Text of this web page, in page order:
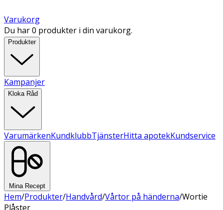
Varukorg
Du har 0 produkter i din varukorg.
Produkter
Kampanjer
Kloka Råd
VarumärkenKundklubbTjänsterHitta apotekKundservice
Mina Recept
Hem/Produkter/Handvård/Vårtor på händerna/Wortie
Plåster